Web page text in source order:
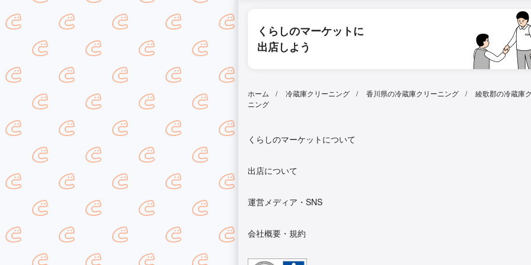
くらしのマーケットに
出店しよう
ホーム 冷蔵庫クリーニング 香川県の冷蔵庫クリーニング
綾歌郡の冷蔵庫
ニング
くらしのマーケットについて
出店について
運営メディア・SNS
会社概要・規約